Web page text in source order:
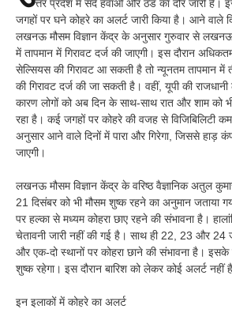
त्तर प्रदेश में सर्द हवाओं और ठंड का दौर जारी है।
जगहों पर घने कोहरे का अलर्ट जारी किया है। आने वाले
लखनऊ मौसम विज्ञान केंद्र के अनुसार गुरुवार से
में तापमान में गिरावट दर्ज की जाएगी। इस दौरान
सेल्सियस की गिरावट आ सकती है तो न्यूनतम तापमान में
की गिरावट दर्ज की जा सकती है। वहीं, यूपी की
कारण लोगों को अब दिन के साथ-साथ रात और शाम को
रहा है। कई जगहों पर कोहरे की वजह से विजिबिलिटी
अनुसार आने वाले दिनों में पारा और गिरेगा, जिससे हाड़
जाएगी।
लखनऊ मौसम विज्ञान केंद्र के वरिष्ठ वैज्ञानिक अतुल
21 दिसंबर को भी मौसम शुष्क रहने का अनुमान जताया
पर हल्का से मध्यम कोहरा छाए रहने की संभावना है।
चेतावनी जारी नहीं की गई है। साथ ही 22, 23 और 24
और एक-दो स्थानों पर कोहरा छाने की संभावना है।
शुष्क रहेगा। इस दौरान बारिश को लेकर कोई अलर्ट नहीं
इन इलाकों में कोहरे का अलर्ट